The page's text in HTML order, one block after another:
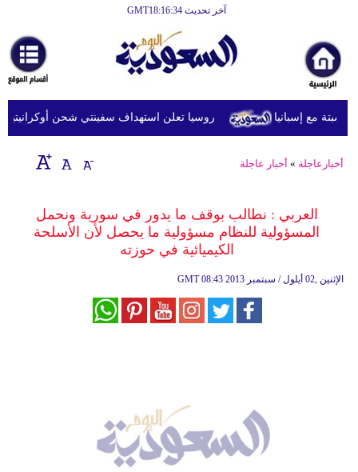
آخر تحديث GMT18:16:34
أخبارعاجلة
رياضة
ثقافة
إقتصاد
وموسيقى
روسيا تعلن استهداف سفينتي شحن أوكرانيتين في
أخبارعاجلة » أخبار عاجلة
العربي : نطالب بوقف ما يدور في سورية ونحمل
المسؤولية للنظام مسؤولية ما يحصل لأن الأسلحة
الكيميائية في حوزته
GMT 08:43 2013 الإثنين ,02 أيلول / سبتمبر